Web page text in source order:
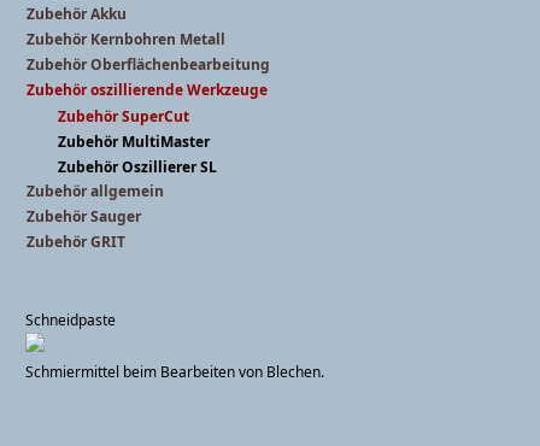
Zubehör Akku
Zubehör Kernbohren Metall
Zubehör Oberflächenbearbeitung
Zubehör oszillierende Werkzeuge
Zubehör SuperCut
Zubehör MultiMaster
Zubehör Oszillierer SL
Zubehör allgemein
Zubehör Sauger
Zubehör GRIT
Schneidpaste
Schmiermittel beim Bearbeiten von Blechen.